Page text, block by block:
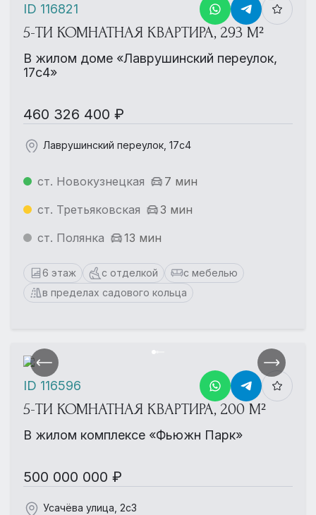
5-ТИ КОМНАТНАЯ КВАРТИРА, 293 М²
В жилом доме «Лаврушинский переулок,
17с4»
460 326 400 ₽
Лаврушинский переулок, 17с4
ст. Новокузнецкая
7 мин
ст. Третьяковская
3 мин
ст. Полянка
13 мин
6 этаж с отделкой
с мебелью
в пределах садового кольца
ID 116821
5-ТИ КОМНАТНАЯ КВАРТИРА, 200 М²
В жилом комплексе «Фьюжн Парк»
500 000 000 ₽
Усачёва улица, 2с3
ID 116596